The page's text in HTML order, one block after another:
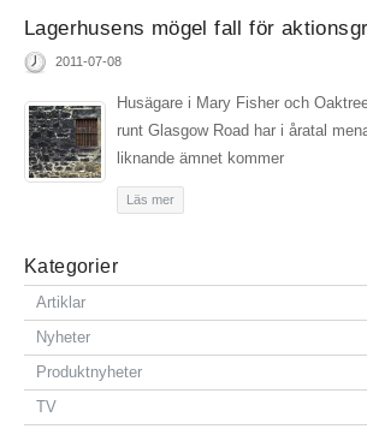
Lagerhusens mögel fall för
2011-07-08
Husägare i Mary Fisher och
runt Glasgow Road har i åratal
liknande ämnet kommer
Läs mer
Kategorier
Artiklar
Nyheter
Produktnyheter
TV